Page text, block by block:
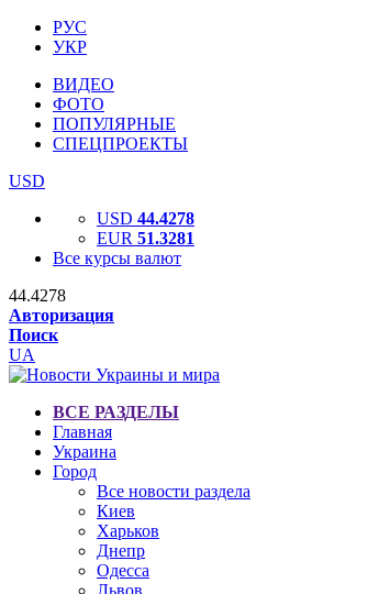
РУС
УКР
ВИДЕО
ФОТО
ПОПУЛЯРНЫЕ
СПЕЦПРОЕКТЫ
USD
USD 44.4278
EUR 51.3281
Все курсы валют
44.4278
Авторизация
Поиск
UA
ВСЕ РАЗДЕЛЫ
Главная
Украина
Город
Все новости раздела
Киев
Харьков
Днепр
Одесса
Львов